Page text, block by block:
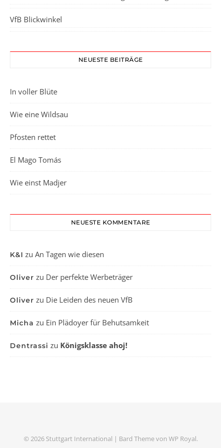
VfB Blickwinkel
NEUESTE BEITRÄGE
In voller Blüte
Wie eine Wildsau
Pfosten rettet
El Mago Tomás
Wie einst Madjer
NEUESTE KOMMENTARE
K&I zu An Tagen wie diesen
Oliver zu Der perfekte Werbeträger
Oliver zu Die Leiden des neuen VfB
Micha zu Ein Plädoyer für Behutsamkeit
Dentrassi zu Königsklasse ahoj!
© 2026 Stuttgart International | Bard Theme von WP Royal.